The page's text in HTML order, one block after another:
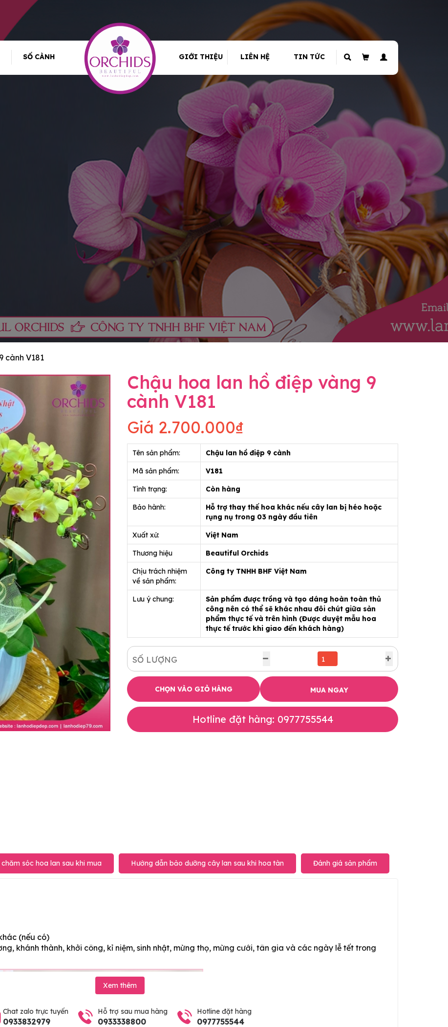
SỐ CÀNH GIỚI THIỆU LIÊN HỆ TIN TỨC
cành V181
Chậu hoa lan hồ điệp vàng 9
cành V181
Giá 2.700.000₫
Tên sản phẩm: Chậu lan hồ điệp 9 cành
Mã sản phẩm: V181
Tình trạng: Còn hàng
Bảo hành:
Hỗ trợ thay thế hoa khác nếu cây lan bị héo hoặc
rụng nụ trong 03 ngày đầu tiên
Xuất xứ: Việt Nam
Thương hiệu Beautiful Orchids
Chịu trách nhiệm
về sản phẩm:
Công ty TNHH BHF Việt Nam
Lưu ý chung:
Sản phẩm được trồng và tạo dáng hoàn toàn thủ
công nên có thể sẽ khác nhau đôi chút giữa sản
phẩm thực tế và trên hình (Được duyệt mẫu hoa
thực tế trước khi giao đến khách hàng)
SỐ LƯỢNG
CHỌN VÀO GIỎ HÀNG MUA NGAY
Hotline đặt hàng: 0977755544
sóc hoa lan sau khi mua Hướng dẫn bảo dưỡng cây lan sau khi hoa tàn Đánh giá sản phẩm
(nếu có)
khánh thành, khởi công, kỉ niệm, sinh nhật, mừng thọ, mừng cưới, tân gia và các ngày lễ tết trong
Xem thêm
Chat zalo trực tuyến
0933832979
Hỗ trợ sau mua hàng
0933338800
Hotline đặt hàng
0977755544